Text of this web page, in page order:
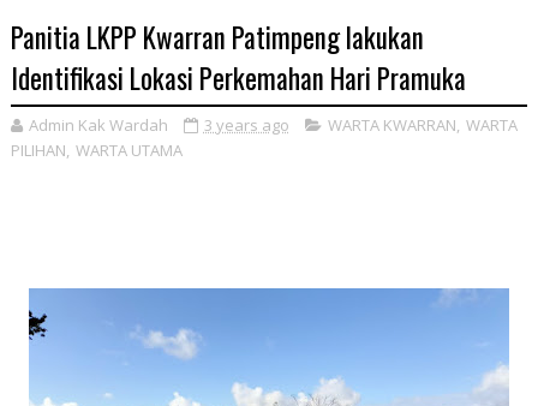
Panitia LKPP Kwarran Patimpeng lakukan
Identifikasi Lokasi Perkemahan Hari Pramuka
Admin Kak Wardah 3 years ago WARTA KWARRAN, WARTA
PILIHAN, WARTA UTAMA